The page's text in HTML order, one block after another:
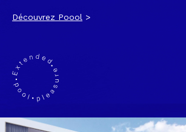
Découvrez Poool >